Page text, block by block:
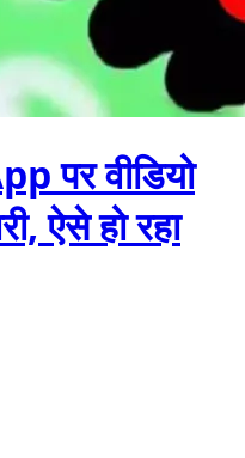
पर वीडियो
ऐसे हो रहा